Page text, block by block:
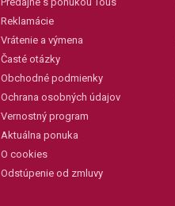
Reklamácie
Vrátenie a výmena
Časté otázky
Obchodné podmienky
Ochrana osobných údajov
Vernostný program
Aktuálna ponuka
O cookies
Odstúpenie od zmluvy